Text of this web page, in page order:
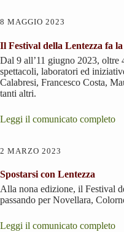
8 MAGGIO 2023
Il Festival della Lentezza fa
Dal 9 all’11 giugno 2023,
spettacoli, laboratori ed
Calabresi, Francesco Costa,
tanti altri.
Leggi il comunicato completo
2 MARZO 2023
Spostarsi con Lentezza
Alla nona edizione, il Festival
passando per Novellara,
Leggi il comunicato completo